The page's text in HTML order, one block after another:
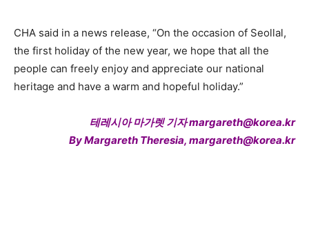
CHA said in a news release, “On the occasion of Seollal,
the first holiday of the new year, we hope that all the
people can freely enjoy and appreciate our national
heritage and have a warm and hopeful holiday.”
테레시아 마가렛 기자 margareth@korea.kr
By Margareth Theresia, margareth@korea.kr